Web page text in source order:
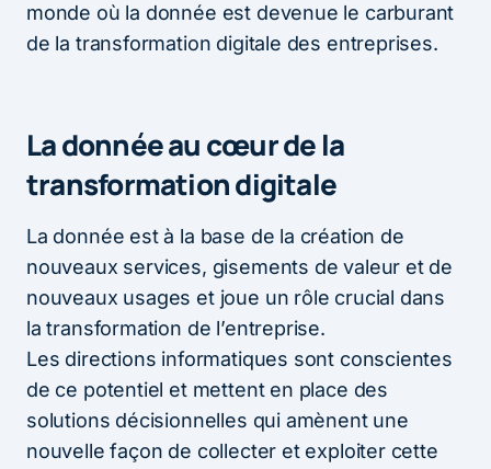
monde où la donnée est devenue le carburant
de la transformation digitale des entreprises.
La donnée au cœur de la
transformation digitale
La donnée est à la base de la création de
nouveaux services, gisements de valeur et de
nouveaux usages et joue un rôle crucial dans
la transformation de l’entreprise.
Les directions informatiques sont conscientes
de ce potentiel et mettent en place des
solutions décisionnelles qui amènent une
nouvelle façon de collecter et exploiter cette